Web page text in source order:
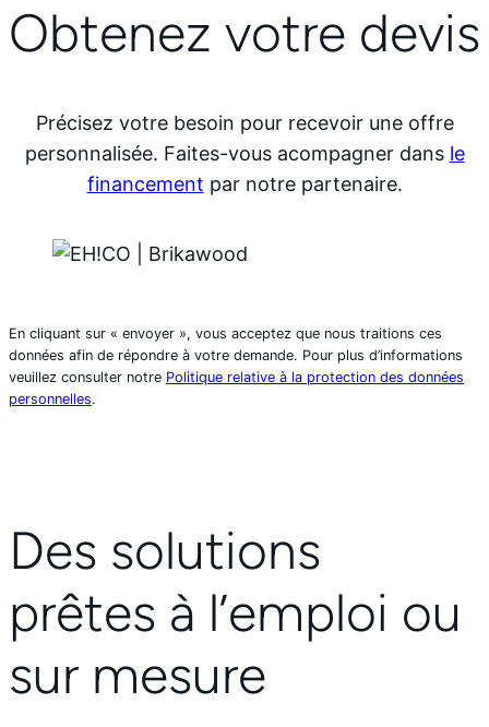
Obtenez votre devis
Précisez votre besoin pour recevoir une offre
personnalisée. Faites-vous acompagner dans le
financement par notre partenaire.
En cliquant sur « envoyer », vous acceptez que nous traitions ces
données afin de répondre à votre demande. Pour plus d’informations
veuillez consulter notre Politique relative à la protection des données
personnelles.
Des solutions
prêtes à l’emploi ou
sur mesure